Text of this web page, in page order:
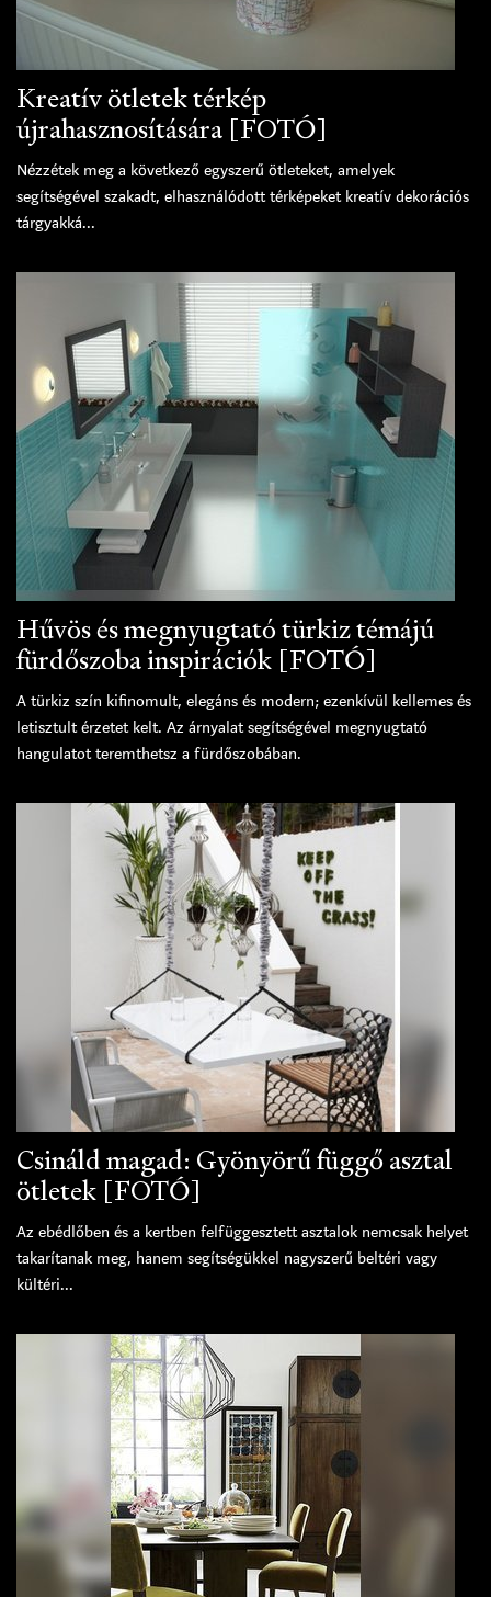
Kreatív ötletek térkép
újrahasznosítására [FOTÓ]
Nézzétek meg a következő egyszerű ötleteket, amelyek
segítségével szakadt, elhasználódott térképeket kreatív dekorációs
tárgyakká...
Hűvös és megnyugtató türkiz témájú
fürdőszoba inspirációk [FOTÓ]
A türkiz szín kifinomult, elegáns és modern; ezenkívül kellemes és
letisztult érzetet kelt. Az árnyalat segítségével megnyugtató
hangulatot teremthetsz a fürdőszobában.
Csináld magad: Gyönyörű függő asztal
ötletek [FOTÓ]
Az ebédlőben és a kertben felfüggesztett asztalok nemcsak helyet
takarítanak meg, hanem segítségükkel nagyszerű beltéri vagy
kültéri...